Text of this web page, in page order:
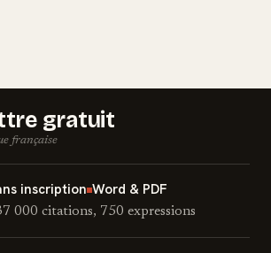
gratuit
française
inscription Word & PDF
000 citations, 750 expressions